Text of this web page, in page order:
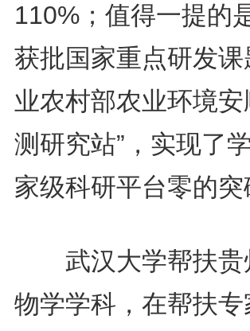
110%；值得一提的
获批国家重点研发课
业农村部农业环境
测研究站”，实现了
家级科研平台零的突
武汉大学帮扶贵
物学学科，在帮扶